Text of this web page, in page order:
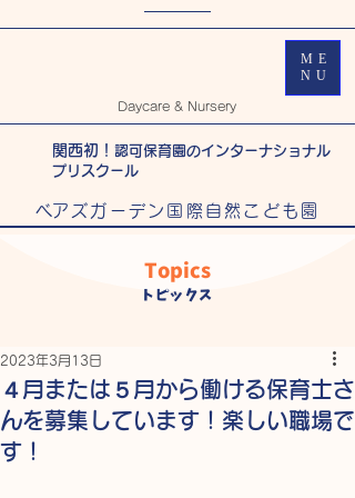
ME
NU
Daycare & Nursery
関西初！ 認可保育園のインターナショナル
プリスクール
​べアズガーデン国際自然こども園
Topics
トピックス
４月または５月から働ける保育士さ
んを募集しています！楽しい職場で
す！
2023年3月13日